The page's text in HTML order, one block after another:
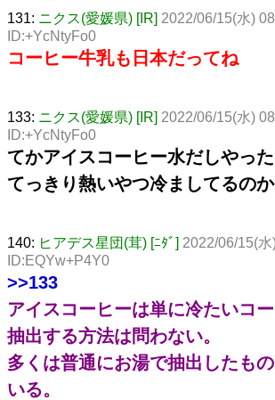
131: ニクス(愛媛県) [IR] 2022/06/15(水)
ID:+YcNtyFo0
コーヒー牛乳も日本だってね
133: ニクス(愛媛県) [IR] 2022/06/15(水)
ID:+YcNtyFo0
てかアイスコーヒー水だしやっ
てっきり熱いやつ冷ましてるの
140: ヒアデス星団(茸) [ﾆﾀﾞ] 2022/06/15(
ID:EQYw+P4Y0
>>133
アイスコーヒーは単に冷たいコー
抽出する方法は問わない。
多くは普通にお湯で抽出したも
いる。